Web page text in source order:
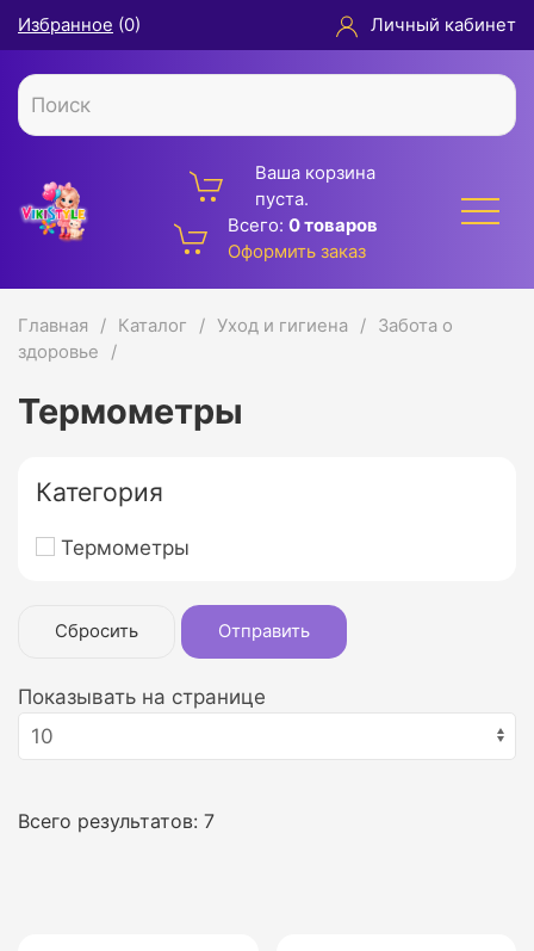
Избранное (0) Личный кабинет
Ваша корзина
пуста.
Всего: 0 товаров
Оформить заказ
Главная Каталог Уход и гигиена
Забота о
здоровье
Термометры
Категория
Термометры
Сбросить Отправить
Показывать на странице
Всего результатов: 7